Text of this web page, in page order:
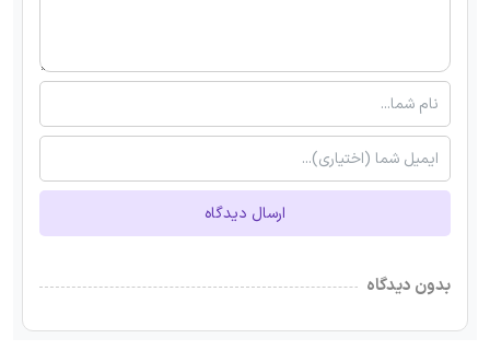
ارسال دیدگاه
بدون دیدگاه